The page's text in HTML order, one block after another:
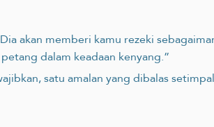
akan memberi kamu rezeki
dalam keadaan kenyang.”
satu amalan yang dibalas